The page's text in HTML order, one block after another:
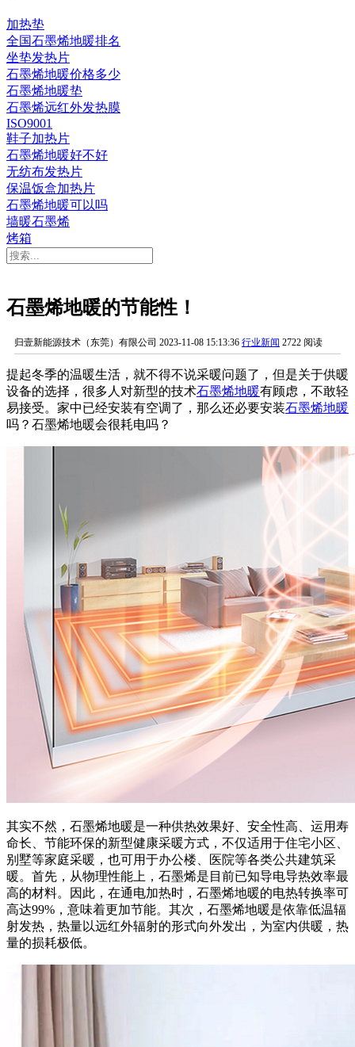
加热垫
全国石墨烯地暖排名
坐垫发热片
石墨烯地暖价格多少
石墨烯地暖垫
石墨烯远红外发热膜
ISO9001
鞋子加热片
石墨烯地暖好不好
无纺布发热片
保温饭盒加热片
石墨烯地暖可以吗
墙暖石墨烯
烤箱
石墨烯地暖的节能性！
归壹新能源技术（东莞）有限公司 2023-11-08 15:13:36 行业新闻 2722 阅读
提起冬季的温暖生活，就不得不说采暖问题了，但是关于供暖
设备的选择，很多人对新型的技术石墨烯地暖有顾虑，不敢轻
易接受。家中已经安装有空调了，那么还必要安装石墨烯地暖
吗？石墨烯地暖会很耗电吗？
其实不然，石墨烯地暖是一种供热效果好、安全性高、运用寿
命长、节能环保的新型健康采暖方式，不仅适用于住宅小区、
别墅等家庭采暖，也可用于办公楼、医院等各类公共建筑采
暖。首先，从物理性能上，石墨烯是目前已知导电导热效率最
高的材料。因此，在通电加热时，石墨烯地暖的电热转换率可
高达99%，意味着更加节能。其次，石墨烯地暖是依靠低温辐
射发热，热量以远红外辐射的形式向外发出，为室内供暖，热
量的损耗极低。